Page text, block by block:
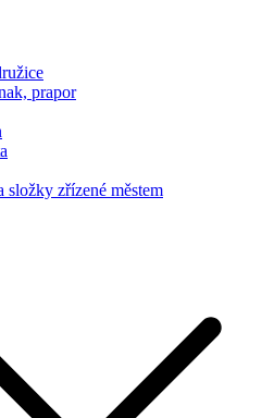
prapor
složky zřízené městem